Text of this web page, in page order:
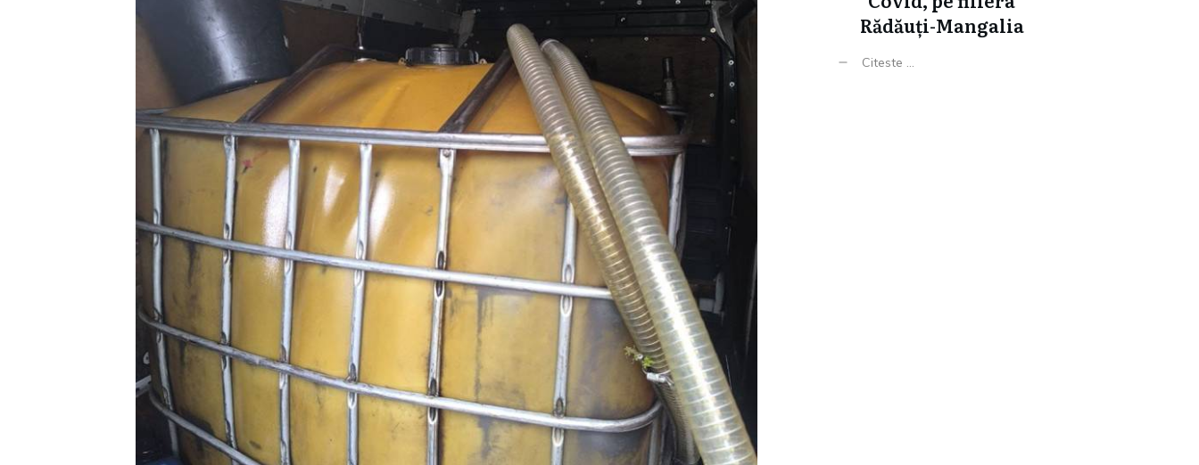
Rădăuți-Mangalia
Citeste ...